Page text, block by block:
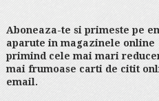
Aboneaza-te si primeste pe
aparute in magazinele online
primind cele mai mari
mai frumoase carti de citit
email.